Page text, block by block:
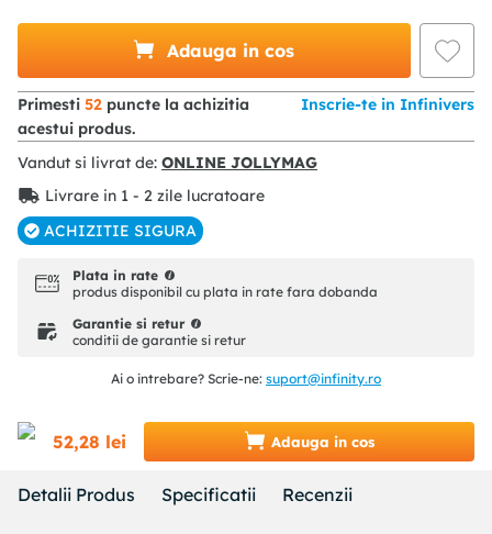
Adauga in cos
Primesti 52 puncte la achizitia
acestui produs.
Inscrie-te in Infinivers
Vandut si livrat de: ONLINE JOLLYMAG
Livrare in 1 - 2 zile lucratoare
ACHIZITIE SIGURA
Plata in rate
produs disponibil cu plata in rate fara dobanda
Garantie si retur
conditii de garantie si retur
Ai o intrebare? Scrie-ne: suport@infinity.ro
52,28 lei Adauga in cos
Detalii Produs Specificatii Recenzii